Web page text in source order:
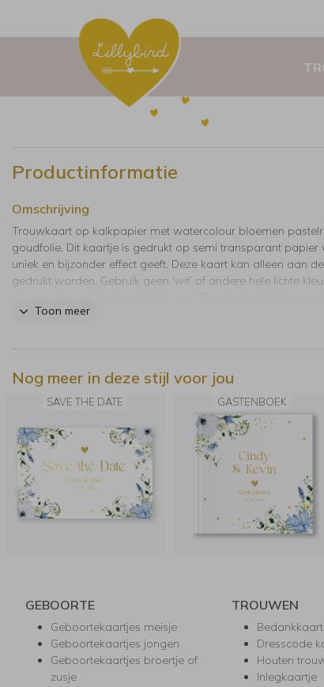
Productinformatie
Omschrijving
Trouwkaart op kalkpapier met watercolour bloemen
goudfolie. Dit kaartje is gedrukt op semi transparant papier
uniek en bijzonder effect geeft. Deze kaart kan alleen aan
gedrukt worden. Gebruik geen ‘wit’ of andere hele lichte
een paperclip vast aan de trouwkaart.
Toon meer
Nog meer in deze stijl voor jou
SAVE THE DATE GASTENBOEK
GEBOORTE
Geboortekaartjes meisje
Geboortekaartjes jongen
Geboortekaartjes broertje of
zusje
TROUWEN
Dresscode
Houten
Inlegkaartje